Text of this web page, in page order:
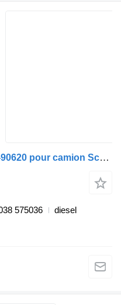
Boîtier de direction TRW THP-90620 pour camion Scania L,P,G,R,S-series (2016-)
575036
diesel